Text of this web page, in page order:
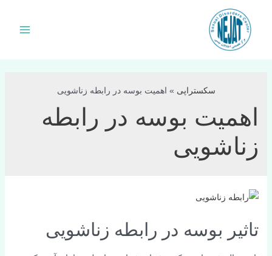
سکستراپی » اهمیت بوسه در رابطه زناشویی
اهمیت بوسه در رابطه
زناشویی
تاثیر بوسه در رابطه زناشویی